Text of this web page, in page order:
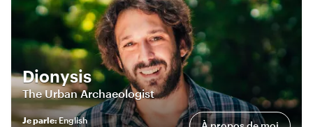
Dionysis
The Urban Archaeologist
Je parle:English